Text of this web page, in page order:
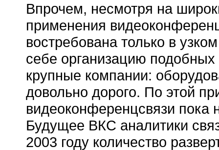
Впрочем, несмотря на
применения
востребована только в
себе организацию
крупные компании:
довольно дорого. По этой
видеоконференцсвязи пока
Будущее ВКС аналитики
2003 году количество